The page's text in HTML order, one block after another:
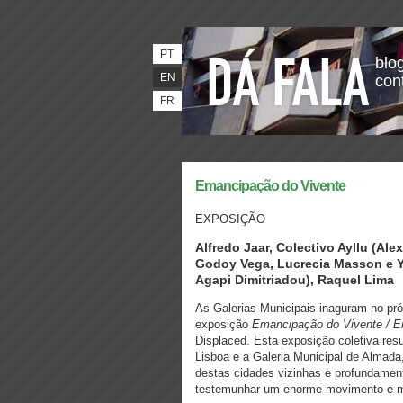
PT
EN
FR
Emancipação do Vivente
EXPOSIÇÃO
Alfredo Jaar, Colectivo Ayllu
Godoy Vega, Lucrecia Masson e
Agapi Dimitriadou), Raquel Lima
As Galerias Municipais inaguram no
exposição Emancipação do Vivente /
Displaced. Esta exposição coletiva
Lisboa e a Galeria Municipal de
destas cidades vizinhas e
testemunhar um enorme movimento e